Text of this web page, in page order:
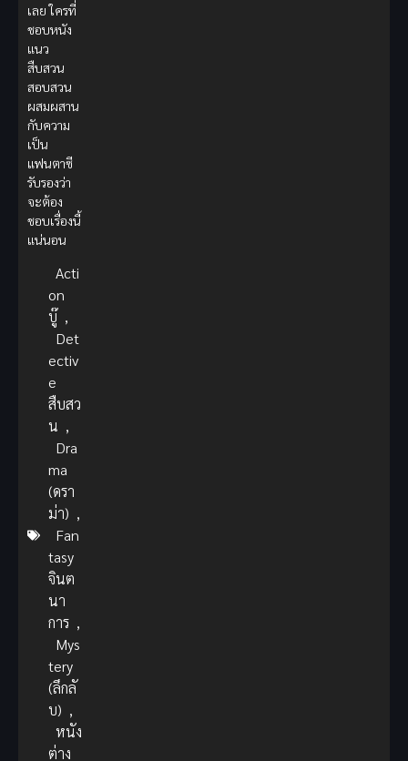
เลย ใครที่
ชอบหนัง
แนว
สืบสวน
สอบสวน
ผสมผสาน
กับความ
เป็น
แฟนตาซี
รับรองว่า
จะต้อง
ชอบเรื่องนี้
แน่นอน
Acti
on
บู๊ ,
Det
ectiv
e
สืบสว
น ,
Dra
ma
(ดรา
ม่า) ,
Fan
tasy
จินต
นา
การ ,
Mys
tery
(ลึกลั
บ) ,
หนัง
ต่าง